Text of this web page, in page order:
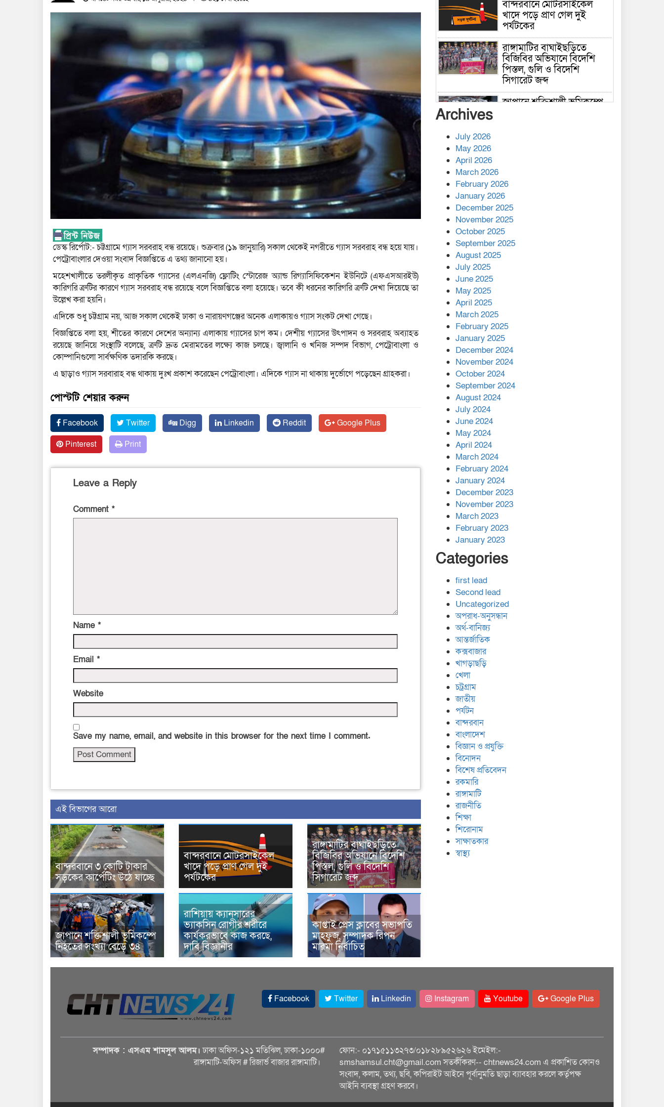
ডেস্ক রির্পোট:- চট্টগ্রামে গ্যাস সরবরাহ বন্ধ রয়েছে। শুক্রবার (১৯ জানুয়ারি) সকাল থেকেই নগরীতে গ্যাস সরবরাহ বন্ধ হয়ে যায়।
পেট্রোবাংলার দেওয়া সংবাদ বিজ্ঞপ্তিতে এ তথ্য জানানো হয়।
মহেশখালীতে তরলীকৃত প্রাকৃতিক গ্যাসের (এলএনজি) ফ্লোটিং স্টোরেজ অ্যান্ড রিগ্যাসিফিকেশন ইউনিটে (এফএসআরইউ)
কারিগরি ত্রুটির কারণে গ্যাস সরবরাহ বন্ধ রয়েছে বলে বিজ্ঞপ্তিতে বলা হয়েছে। তবে কী ধরনের কারিগরি ত্রুটি দেখা দিয়েছে তা
উল্লেখ করা হয়নি।
এদিকে শুধু চট্টগ্রাম নয়, আজ সকাল থেকেই ঢাকা ও নারায়ণগঞ্জের অনেক এলাকায়ও গ্যাস সংকট দেখা গেছে।
বিজ্ঞপ্তিতে বলা হয়, শীতের কারণে দেশের অন্যান্য এলাকায় গ্যাসের চাপ কম। দেশীয় গ্যাসের উৎপাদন ও সরবরাহ অব্যাহত
রয়েছে জানিয়ে সংস্থাটি বলেছে, ত্রুটি দ্রুত মেরামতের লক্ষ্যে কাজ চলছে। জ্বালানি ও খনিজ সম্পদ বিভাগ, পেট্রোবাংলা ও
কোম্পানিগুলো সার্বক্ষণিক তদারকি করছে।
এ ছাড়াও গ্যাস সরবারাহ বন্ধ থাকায় দুঃখ প্রকাশ করেছেন পেট্রোবাংলা। এদিকে গ্যাস না থাকায় দুর্ভোগে পড়েছেন গ্রাহকরা।
পোস্টটি শেয়ার করুন
Facebook Twitter Digg Linkedin Reddit
Google Plus
Pinterest
Print
Leave a Reply
Comment *
Name *
Email *
Website
Save my name, email, and website in this browser for the next time I comment.
এই বিভাগের আরো
বান্দরবানে ৩ কোটি টাকার
সড়কের কার্পেটিং উঠে যাচ্ছে
বান্দরবানে মোটরসাইকেল
খাদে পড়ে প্রাণ গেল দুই
পর্যটকের
রাঙ্গামাটির বাঘাইছড়িতে
বিজিবির অভিযানে বিদেশি
পিস্তল, গুলি ও বিদেশি
সিগারেট জব্দ
জাপানে শক্তিশালী ভূমিকম্পে
নিহতের সংখ্যা বেড়ে ৩৪
রাশিয়ায় ক্যানসারের
ভ্যাকসিন রোগীর শরীরে
কার্যকরভাবে কাজ করছে,
দাবি বিজ্ঞানীর
কাপ্তাই প্রেস ক্লাবের সভাপতি
মাহফুজ, সম্পাদক রিপন
মারমা নির্বাচিত
বান্দরবানে মোটরসাইকেল
খাদে পড়ে প্রাণ গেল দুই
পর্যটকের
রাঙ্গামাটির বাঘাইছড়িতে
বিজিবির অভিযানে বিদেশি
পিস্তল, গুলি ও বিদেশি
সিগারেট জব্দ
জাপানে শক্তিশালী ভূমিকম্পে
কাপ্তাই প্রেস ক্লাবের সভাপতি
মাহফুজ, সম্পাদক রিপন মারমা
নির্বাচিত
মালয়েশিয়ার প্রধানমন্ত্রীকে চিঠি
দেয়ার পর ফোন তারেক
রহমানের,গ্যাস সঙ্কট
মোকাবিলায় সহায়তার আশ্বাস
এক বিলিয়ন ডলার বিনিয়োগ
হবে আনোয়ারায়
বান্দরবানে বন্যায় ক্ষতিগ্রস্তদের
মাঝে সহায়তা দিলেন সাচিং প্রু
জেরী
Archives
July 2026
May 2026
April 2026
March 2026
February 2026
January 2026
December 2025
November 2025
October 2025
September 2025
August 2025
July 2025
June 2025
May 2025
April 2025
March 2025
February 2025
January 2025
December 2024
November 2024
October 2024
September 2024
August 2024
July 2024
June 2024
May 2024
April 2024
March 2024
February 2024
January 2024
December 2023
November 2023
March 2023
February 2023
January 2023
Categories
first lead
Second lead
Uncategorized
অপরাধ-অনুসন্ধান
অর্থ-বানিজ্য
আন্তর্জাতিক
কক্সবাজার
খাগড়াছড়ি
খেলা
চট্রগ্রাম
জাতীয়
পর্যটন
বান্দরবান
বাংলাদেশ
বিজ্ঞান ও প্রযুক্তি
বিনোদন
বিশেষ প্রতিবেদন
রকমারি
রাঙ্গামাটি
রাজনীতি
শিক্ষা
শিরোনাম
সাক্ষাতকার
স্বাস্থ্য
Facebook Twitter Linkedin Instagram Youtube Google Plus
সম্পাদক : এসএম শামসুল আলম। ঢাকা অফিস-১২১ মতিঝিল, ঢাকা-১০০০#
রাঙ্গামাটি-অফিস # রিজার্ভ বাজার রাঙ্গামাটি।
ফোন:- ০১৭১৫১১৩২৭৩/০১৮২৮৯৫২৬২৬ ইমেইল:-
smshamsul.cht@gmail.com সতর্কীকরণ-- chtnews24.com এ প্রকাশিত কোনও
সংবাদ, কলাম, তথ্য, ছবি, কপিরাইট আইনে পূর্বানুমতি ছাড়া ব্যাবহার করলে কর্তৃপক্ষ
আইনি ব্যবস্থা গ্রহণ করবে।